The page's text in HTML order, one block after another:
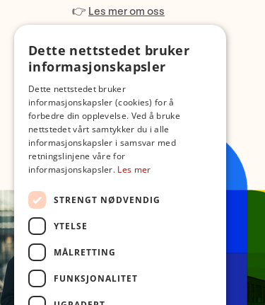
👉 Les mer om oss
Dette nettstedet bruker
informasjonskapsler
Dette nettstedet bruker
informasjonskapsler (cookies) for å
forbedre din opplevelse. Ved å bruke
nettstedet vårt samtykker du i alle
informasjonskapsler i samsvar med
retningslinjene våre for
informasjonskapsler. Les mer
STRENGT NØDVENDIG
YTELSE
MÅLRETTING
FUNKSJONALITET